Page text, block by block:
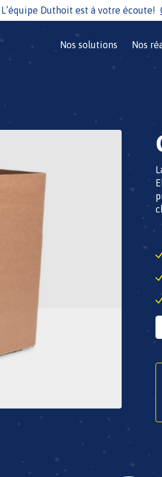
Duthoit est à votre écoute!
Nos solutions Nos